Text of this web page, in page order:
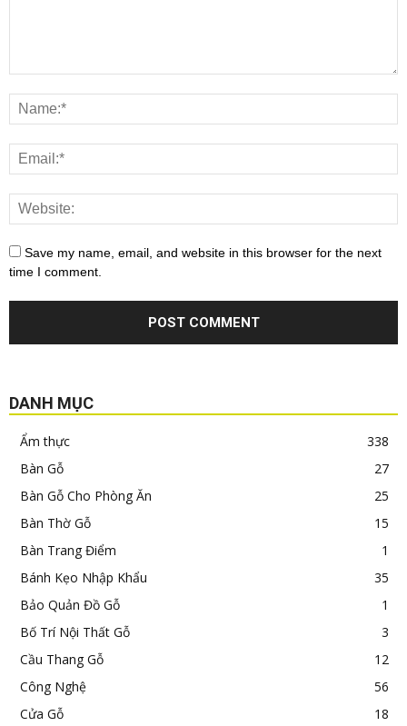
Save my name, email, and website in this browser for the next
time I comment.
DANH MỤC
Ẩm thực
338
Bàn Gỗ
27
Bàn Gỗ Cho Phòng Ăn
25
Bàn Thờ Gỗ
15
Bàn Trang Điểm
1
Bánh Kẹo Nhập Khẩu
35
Bảo Quản Đồ Gỗ
1
Bố Trí Nội Thất Gỗ
3
Cầu Thang Gỗ
12
Công Nghệ
56
Cửa Gỗ
18